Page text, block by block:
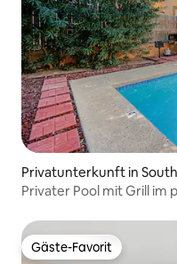
Privatunterkunft in
Privater Pool mit Grill im
Gäste-Favorit
Gäste-Favorit